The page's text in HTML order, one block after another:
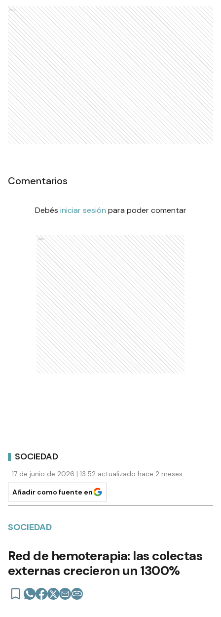
Ads
Comentarios
Debés iniciar sesión para poder comentar
Ads
SOCIEDAD
17 de junio de 2026 | 13:52 actualizado hace 2 meses
Añadir como fuente en
SOCIEDAD
Red de hemoterapia: las colectas
externas crecieron un 1300%